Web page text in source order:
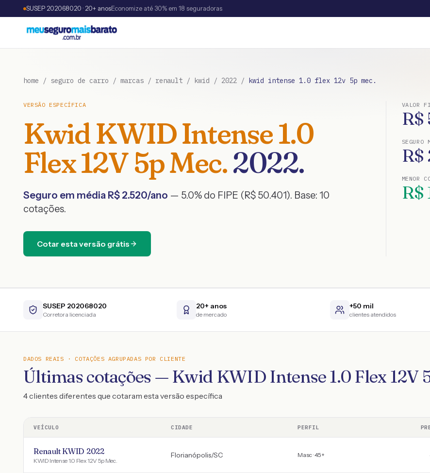
SUSEP 202068020 · 20+ anosEconomize até 30% em 18 seguradoras
home / seguro de carro / marcas / renault / kwid / 2022 / kwid intense 1.0 flex 12v 5p mec.
VERSÃO ESPECÍFICA
KwidKWID Intense 1.0
Flex 12V 5p Mec.2022.
Seguro em média R$ 2.520/ano — 5.0% do FIPE (R$ 50.401). Base: 10
cotações.
Cotar esta versão grátis
VALOR
R$
SEGURO
R$
MENOR
R$
SUSEP 202068020
Corretora licenciada
20+ anos
de mercado
+50 mil
clientes atendidos
DADOS REAIS · COTAÇÕES AGRUPADAS POR CLIENTE
Últimas cotações — Kwid KWID Intense 1.0 Flex 12V
4 clientes diferentes que cotaram esta versão específica
VEÍCULO CIDADE PERFIL
Renault KWID 2022
KWID Intense 1.0 Flex 12V 5p Mec.
Florianópolis/SC Masc · 45+